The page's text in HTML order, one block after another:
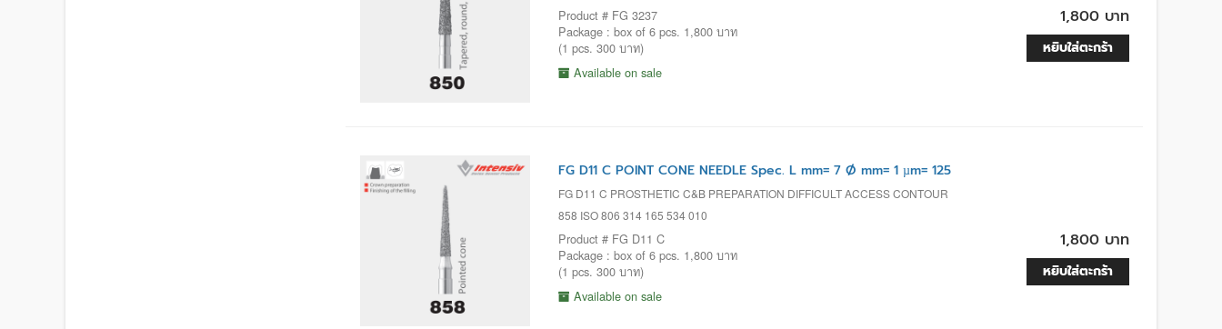
Product # FG 3237
Package : box of 6 pcs. 1,800 บาท
(1 pcs. 300 บาท)
Available on sale
1,800 บาท
หยิบใส่ตะกร้า
FG D11 C POINT CONE NEEDLE Spec. L mm= 7 Ø mm= 1 µm= 125
FG D11 C PROSTHETIC C&B PREPARATION DIFFICULT ACCESS CONTOUR
858 ISO 806 314 165 534 010
Product # FG D11 C
Package : box of 6 pcs. 1,800 บาท
(1 pcs. 300 บาท)
Available on sale
1,800 บาท
หยิบใส่ตะกร้า